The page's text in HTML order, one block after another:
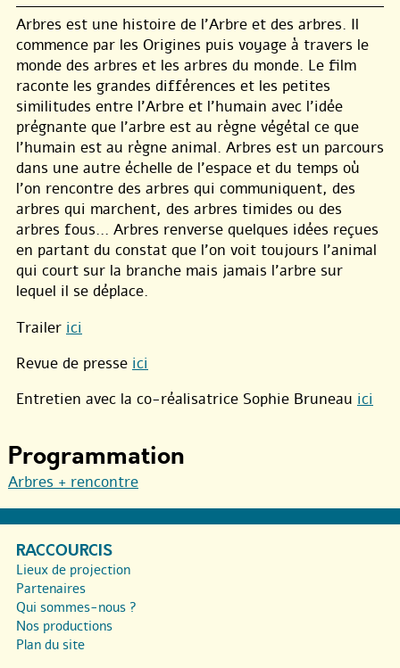
Arbres est une histoire de l’Arbre et des arbres. Il
commence par les Origines puis voyage à travers le
monde des arbres et les arbres du monde. Le film
raconte les grandes différences et les petites
similitudes entre l’Arbre et l’humain avec l’idée
prégnante que l’arbre est au règne végétal ce que
l’humain est au règne animal. Arbres est un parcours
dans une autre échelle de l’espace et du temps où
l’on rencontre des arbres qui communiquent, des
arbres qui marchent, des arbres timides ou des
arbres fous... Arbres renverse quelques idées reçues
en partant du constat que l’on voit toujours l’animal
qui court sur la branche mais jamais l’arbre sur
lequel il se déplace.
Trailer ici
Revue de presse ici
Entretien avec la co-réalisatrice Sophie Bruneau ici
Programmation
Arbres + rencontre
RACCOURCIS
Lieux de projection
Partenaires
Qui sommes-nous ?
Nos productions
Plan du site